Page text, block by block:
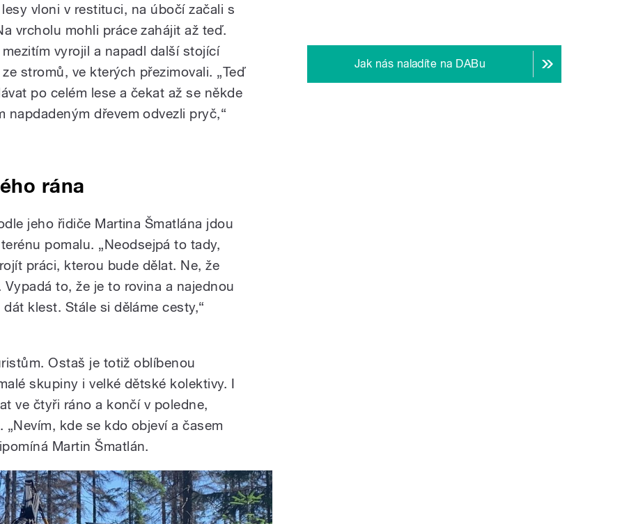
vloni v restituci, na úbočí začali s
vrcholu mohli práce zahájit až teď.
vyrojil a napadl další stojící
stromů, ve kterých přezimovali. „Teď
po celém lese a čekat až se někde
napdadeným dřevem odvezli pryč,“
rána
jeho řidiče Martina Šmatlána jdou
pomalu. „Neodsejpá to tady,
práci, kterou bude dělat. Ne, že
to, že je to rovina a najednou
klest. Stále si děláme cesty,“
Ostaš je totiž oblíbenou
skupiny i velké dětské kolektivy. I
ve čtyři ráno a končí v poledne,
kde se kdo objeví a časem
Martin Šmatlán.
Jak nás naladíte na DABu